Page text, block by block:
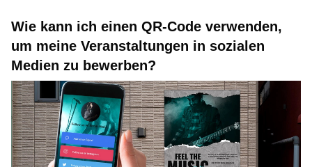
Wie kann ich einen QR-Code verwenden,
um meine Veranstaltungen in sozialen
Medien zu bewerben?